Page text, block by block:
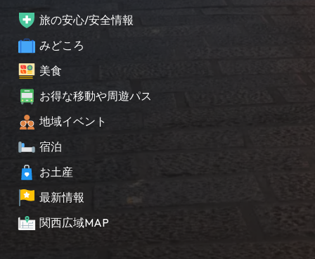
旅の安心/安全情報
みどころ
美食
お得な移動や周遊パス
地域イベント
宿泊
お土産
最新情報
関西広域MAP